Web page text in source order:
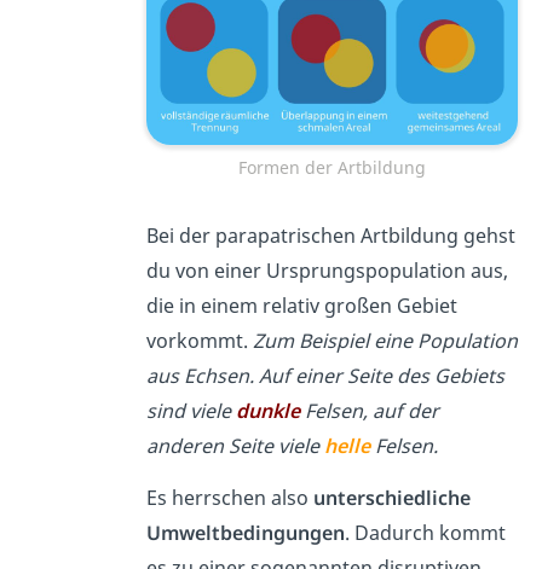
Formen der Artbildung
Bei der parapatrischen Artbildung gehst
du von einer Ursprungspopulation aus,
die in einem relativ großen Gebiet
vorkommt.Zum Beispiel eine Population
aus Echsen. Auf einer Seite des Gebiets
sind vieledunkle Felsen, auf der
anderen Seite vielehelleFelsen.
Es herrschen also unterschiedliche
Umweltbedingungen. Dadurch kommt